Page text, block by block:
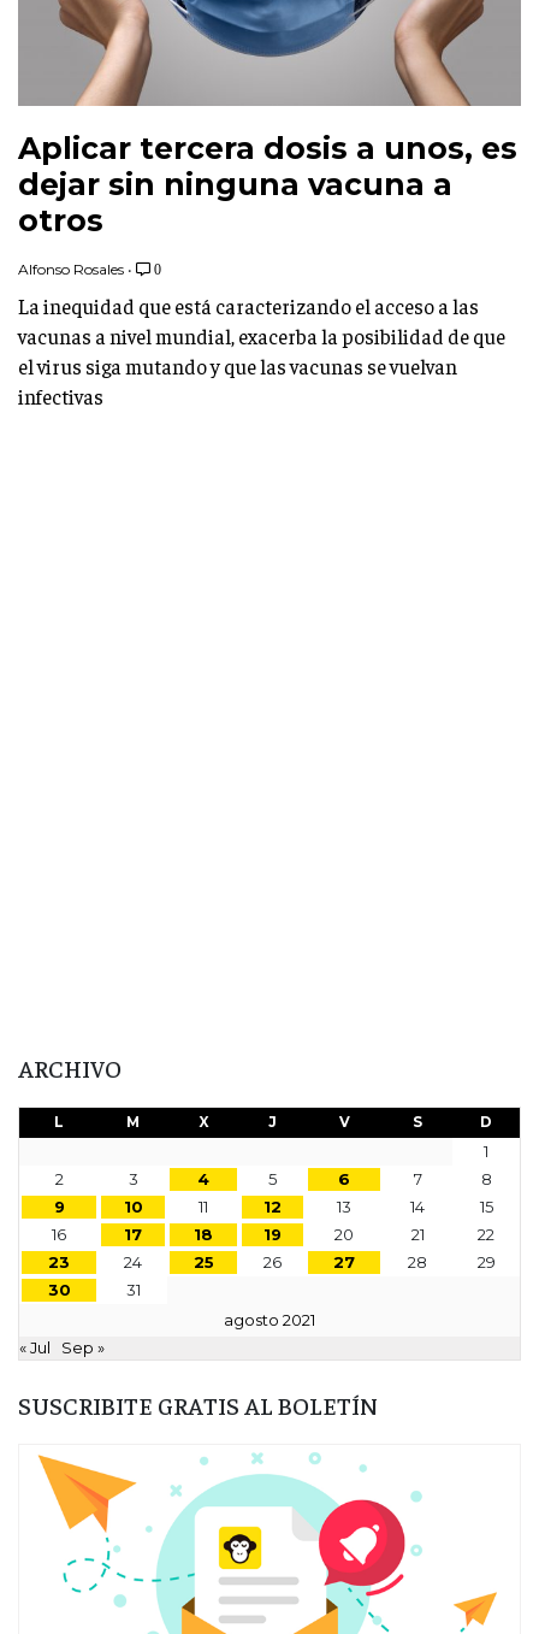
Aplicar tercera dosis a unos, es
dejar sin ninguna vacuna a
otros
Alfonso Rosales • 0
La inequidad que está caracterizando el acceso a las
vacunas a nivel mundial, exacerba la posibilidad de que
el virus siga mutando y que las vacunas se vuelvan
infectivas
ARCHIVO
agosto 2021
L M X J V S D
1
2
3 4 5 6 7
8
9
10 11 12 13 14
15
16
17 18 19 20 21
22
23
24 25 26 27 28
29
30
31
« Jul Sep »
SUSCRIBITE GRATIS AL BOLETÍN